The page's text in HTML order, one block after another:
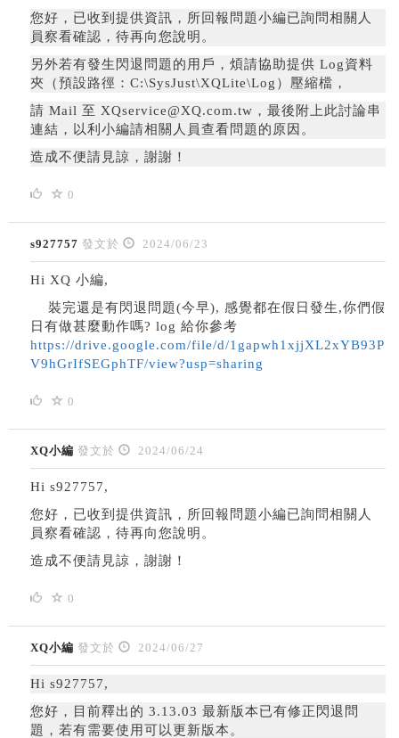
您好， 已收到提供資訊，所回報問題小編已詢問相關人
員察看確認，待再向您說明。
另外若有發生閃退問題的用戶， 煩請協助提供 Log資料
夾（預設路徑：C:\SysJust\XQLite\Log）壓縮檔，
請 Mail 至 XQservice@XQ.com.tw，最後附上此討論串
連結，以利小編請相關人員查看問題的原因。
造成不便請見諒，謝謝！
0
s927757 發文於 2024/06/23
Hi XQ 小編,
裝完還是有閃退問題(今早), 感覺都在假日發生,你們假
日有做甚麼動作嗎? log 給你參考
https://drive.google.com/file/d/1gapwh1xjjXL2xYB93P
V9hGrIfSEGphTF/view?usp=sharing
0
XQ小編 發文於 2024/06/24
Hi s927757,
您好，已收到提供資訊，所回報問題小編已詢問相關人
員察看確認，待再向您說明。
造成不便請見諒，謝謝！
0
XQ小編 發文於 2024/06/27
Hi s927757,
您好，
目前釋出的 3.13.03 最新版本已有修正閃退問
題，若有需要使用可以更新版本。